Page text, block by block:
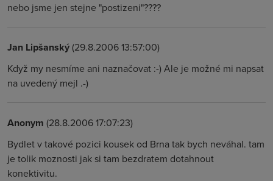
nebo jsme jen stejne "postizeni"????
Jan Lipšanský(29.8.2006 13:57:00)
Když my nesmíme ani naznačovat :-) Ale je možné mi napsat
na uvedený mejl .-)
Anonym (28.8.2006 17:07:23)
Bydlet v takové pozici kousek od Brna tak bych neváhal. tam
je tolik moznosti jak si tam bezdratem dotahnout
konektivitu.